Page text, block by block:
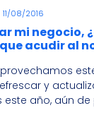
11/08/2016
mi negocio,
acudir al
y
año, aún de